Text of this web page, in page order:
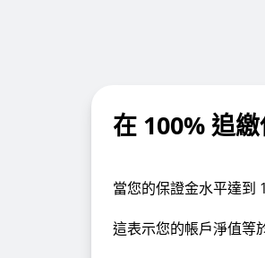
在 100% 追
當您的保證金水平達到
這表示您的帳戶淨值等